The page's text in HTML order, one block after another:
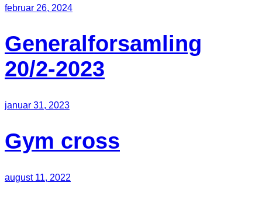
februar 26, 2024
Generalforsamling
20/2-2023
januar 31, 2023
Gym cross
august 11, 2022